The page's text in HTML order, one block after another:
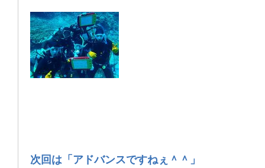
次回は「アドバンスですねぇ＾＾」